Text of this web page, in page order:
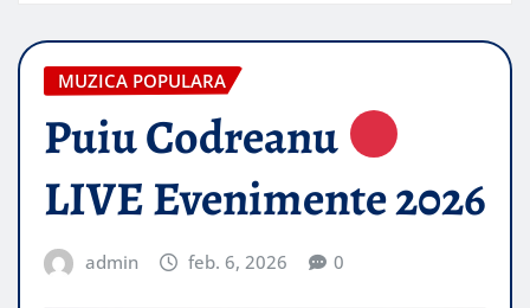
MUZICA POPULARA
Puiu Codreanu
LIVE Evenimente 2026
admin feb. 6, 2026 0